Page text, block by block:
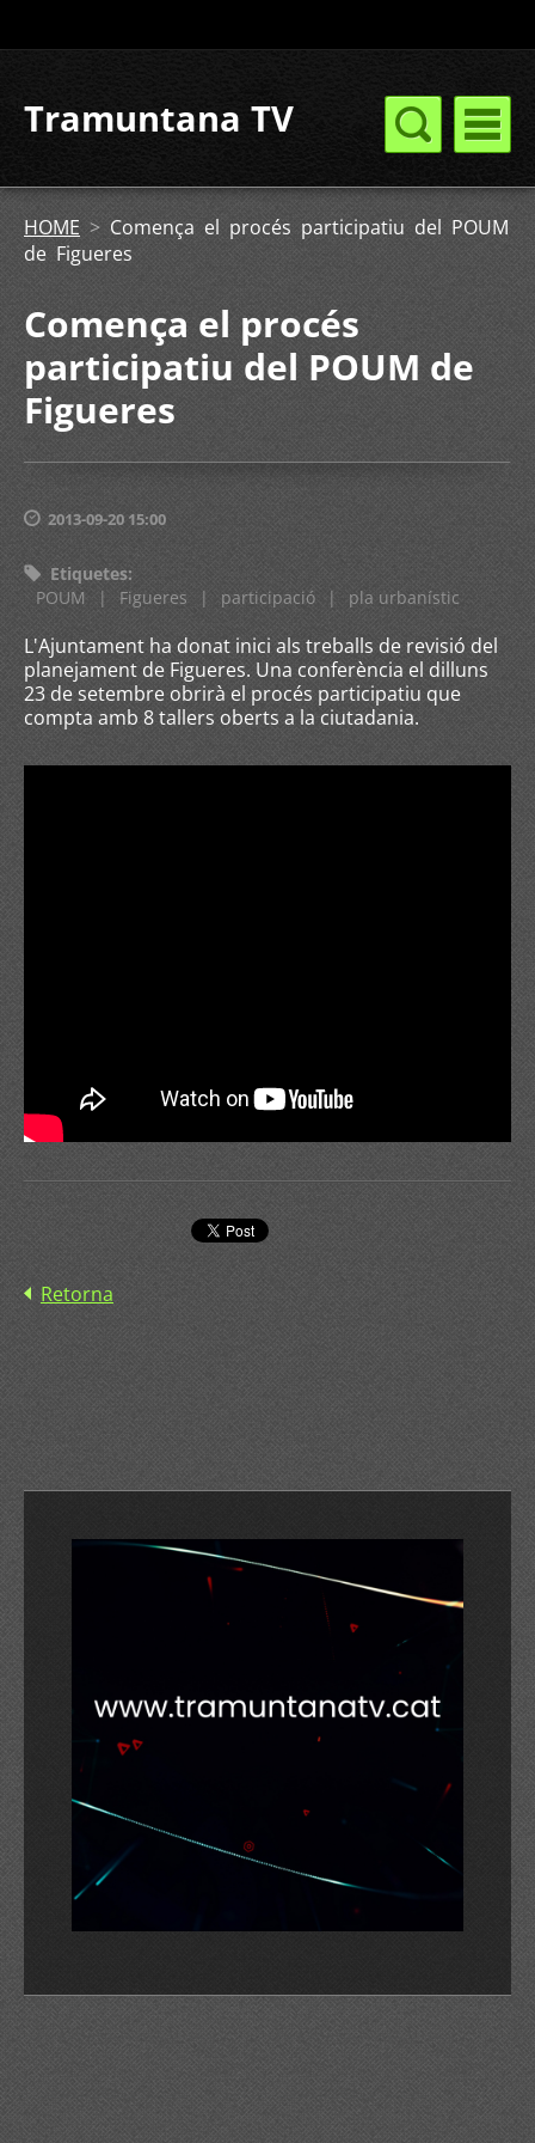
Tramuntana TV
HOME > Comença el procés participatiu del POUM
de Figueres
Comença el procés
participatiu del POUM de
Figueres
2013-09-20 15:00
Etiquetes:
POUM
| Figueres | participació | pla urbanístic
L'Ajuntament ha donat inici als treballs de revisió del
planejament de Figueres. Una conferència el dilluns
23 de setembre obrirà el procés participatiu que
compta amb 8 tallers oberts a la ciutadania.
Retorna